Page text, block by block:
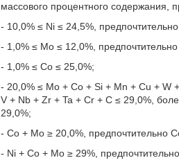
массового процентного содержания,
- 10,0% ≤ Ni ≤ 24,5%,
- 1,0% ≤ Mo ≤ 12,0%,
- 1,0% ≤ Со ≤ 25,0%;
- 20,0% ≤ Мо + Со + Si + Mn + Cu + W
V + Nb + Zr + Ta + Cr + C ≤ 29,0%,
29,0%;
- Со + Мо ≥ 20,0%, предпочтительно
- Ni + Co + Mo ≥ 29%,